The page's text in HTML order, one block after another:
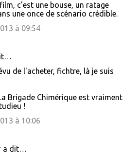
c'est une bouse, un ratage
une once de scénario crédible.
à 09:54
de l'acheter, fichtre, là je suis
Brigade Chimérique est vraiment
!
à 10:06
a dit…